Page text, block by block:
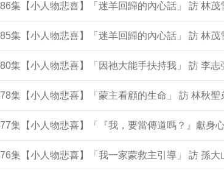
集【小人物悲喜】「迷羊回歸的內心話」 訪 林茂
集【小人物悲喜】「迷羊回歸的內心話」 訪 林茂
集【小人物悲喜】「因祂大能手扶持我」 訪 李志
集【小人物悲喜】「蒙主看顧的生命」 訪 林秋聖
集【小人物悲喜】「『我，要當傳道嗎？』獻身
集【小人物悲喜】「我一家蒙救主引導」 訪 孫大